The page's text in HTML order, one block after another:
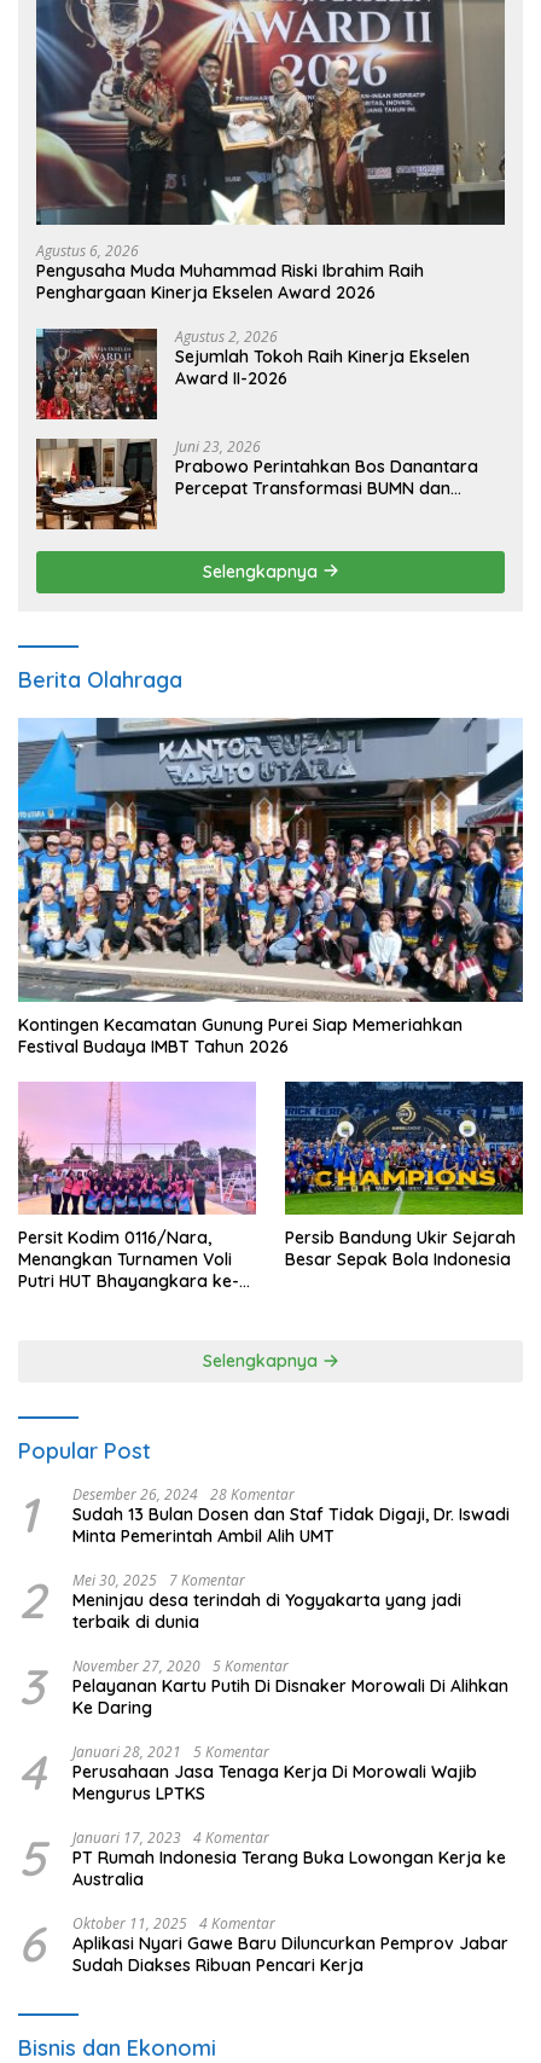
Agustus 6, 2026
Pengusaha Muda Muhammad Riski Ibrahim Raih
Penghargaan Kinerja Ekselen Award 2026
Agustus 2, 2026
Sejumlah Tokoh Raih Kinerja Ekselen
Award II-2026
Juni 23, 2026
Prabowo Perintahkan Bos Danantara
Percepat Transformasi BUMN dan
Selengkapnya
Berita Olahraga
Kontingen Kecamatan Gunung Purei Siap Memeriahkan
Festival Budaya IMBT Tahun 2026
Persit Kodim 0116/Nara,
Menangkan Turnamen Voli
Putri HUT Bhayangkara ke-
Persib Bandung Ukir Sejarah
Besar Sepak Bola Indonesia
Selengkapnya
Popular Post
1 Desember 26, 2024 28 Komentar
Sudah 13 Bulan Dosen dan Staf Tidak Digaji, Dr. Iswadi
Minta Pemerintah Ambil Alih UMT
2 Mei 30, 2025 7 Komentar
Meninjau desa terindah di Yogyakarta yang jadi
terbaik di dunia
3 November 27, 2020 5 Komentar
Pelayanan Kartu Putih Di Disnaker Morowali Di Alihkan
Ke Daring
4 Januari 28, 2021 5 Komentar
Perusahaan Jasa Tenaga Kerja Di Morowali Wajib
Mengurus LPTKS
5 Januari 17, 2023 4 Komentar
PT Rumah Indonesia Terang Buka Lowongan Kerja ke
Australia
6 Oktober 11, 2025 4 Komentar
Aplikasi Nyari Gawe Baru Diluncurkan Pemprov Jabar
Sudah Diakses Ribuan Pencari Kerja
Bisnis dan Ekonomi